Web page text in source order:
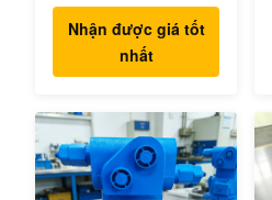
VIO55-3 Máy bơm
thủy lực chính OEM
PSVD2-17E B0600-
Máy xúc mini
Nhận được giá tốt
nhất